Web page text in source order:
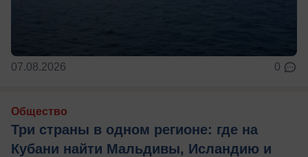
07.08.2026 0
Общество
Три страны в одном регионе: где на
Кубани найти Мальдивы, Исландию и